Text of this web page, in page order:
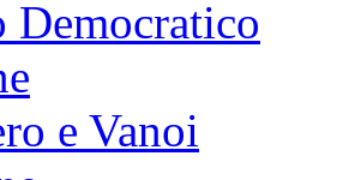
Democratico
e Vanoi